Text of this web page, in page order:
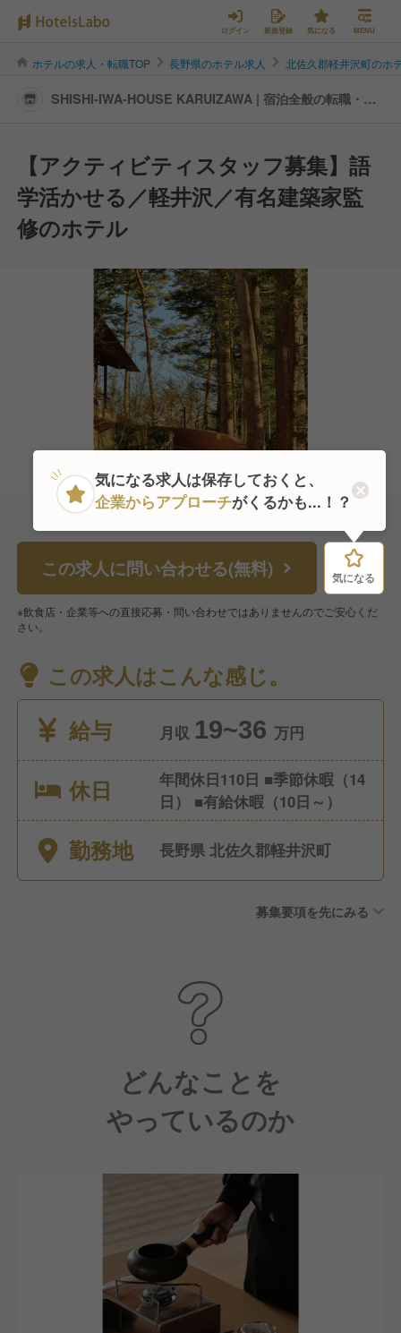
ログイン 新規登録 気になる MENU
ホテルの求人・転職TOP 長野県のホテル求人 北佐久郡軽井沢町のホ
SHISHI-IWA-HOUSE KARUIZAWA | 宿泊全般の転職・求
【アクティビティスタッフ募集】語
学活かせる／軽井沢／有名建築家監
修のホテル
この求人に問い合わせる(無料) 気になる
※飲食店・企業等への直接応募・問い合わせではありませんのでご安心くだ
さい。
この求人はこんな感じ。
給与
月収 19~36 万円
休日
年間休日110日 ■季節休暇（14
日） ■有給休暇（10日～）
勤務地 長野県 北佐久郡軽井沢町
募集要項を先にみる
どんなことを
やっているのか
気になる
気になる求人は保存しておくと、
企業からアプローチがくるかも...！？